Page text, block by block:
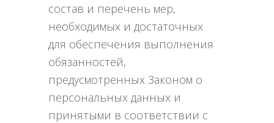
состав и перечень мер,
необходимых и достаточных
для обеспечения выполнения
обязанностей,
предусмотренных Законом о
персональных данных и
принятыми в соответствии с